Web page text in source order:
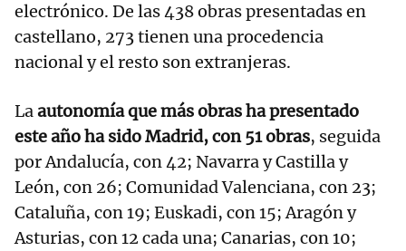
electrónico. De las 438 obras presentadas en
castellano, 273 tienen una procedencia
nacional y el resto son extranjeras.
Laautonomía que más obras ha presentado
este año ha sido Madrid, con 51 obras, seguida
por Andalucía, con 42; Navarra y Castilla y
León, con 26; Comunidad Valenciana, con 23;
Cataluña, con 19; Euskadi, con 15; Aragón y
Asturias, con 12 cada una; Canarias, con 10;